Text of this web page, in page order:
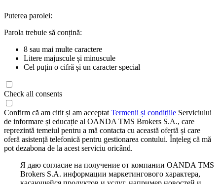
Puterea parolei:
Parola trebuie să conțină:
8 sau mai multe caractere
Litere majuscule și minuscule
Cel puțin o cifră și un caracter special
Check all consents
Confirm că am citit și am acceptat Termenii și condițiile Serviciului
de informare și educație al OANDA TMS Brokers S.A., care
reprezintă temeiul pentru a mă contacta cu această ofertă și care
oferă asistență telefonică pentru gestionarea contului. Înțeleg că mă
pot dezabona de la acest serviciu oricând.
Я даю согласие на получение от компании OANDA TMS
Brokers S.A. информации маркетингового характера,